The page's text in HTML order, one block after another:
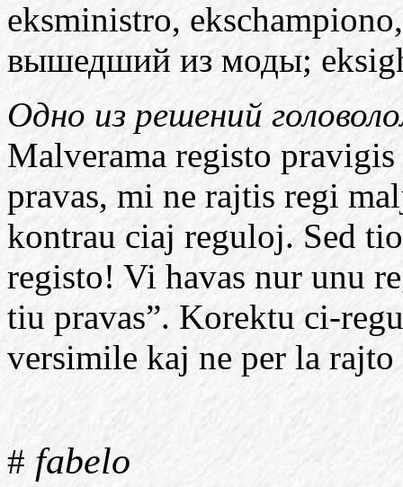
eksministro, ekschampiono
вышедший из моды;
Одно из решений
Malverama registo
pravas, mi ne rajtis regi
kontrau ciaj reguloj. Sed
registo! Vi havas nur unu
tiu pravas”. Korektu ci-
versimile kaj ne per la
# fabelo